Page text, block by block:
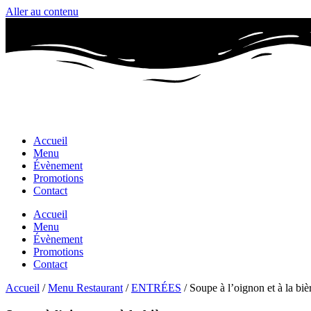
Aller au contenu
Accueil
Menu
Évènement
Promotions
Contact
Accueil
Menu
Évènement
Promotions
Contact
Accueil /Menu Restaurant /ENTRÉES / Soupe à l’oignon et à la